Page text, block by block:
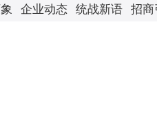
企业动态 统战新语 招商